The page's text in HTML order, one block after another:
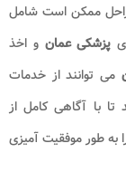
ممکن است شامل
پزشکی عمانو اخذ
می توانند از خدمات
با آگاهی کامل از
به طور موفقیت آمیزی